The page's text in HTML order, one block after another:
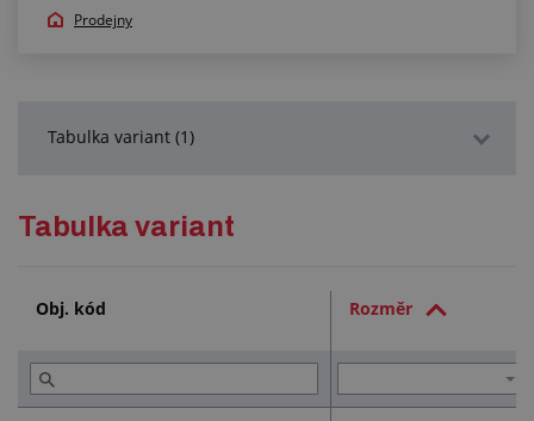
Prodejny
Tabulka variant (1)
Tabulka variant
Obj. kód Rozměr